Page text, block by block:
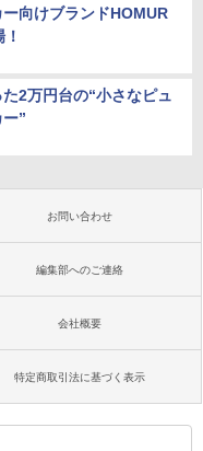
向けブランドHOMUR
2万円台の“小さなピュ
”
お問い合わせ
編集部へのご連絡
会社概要
特定商取引法に基づく表示